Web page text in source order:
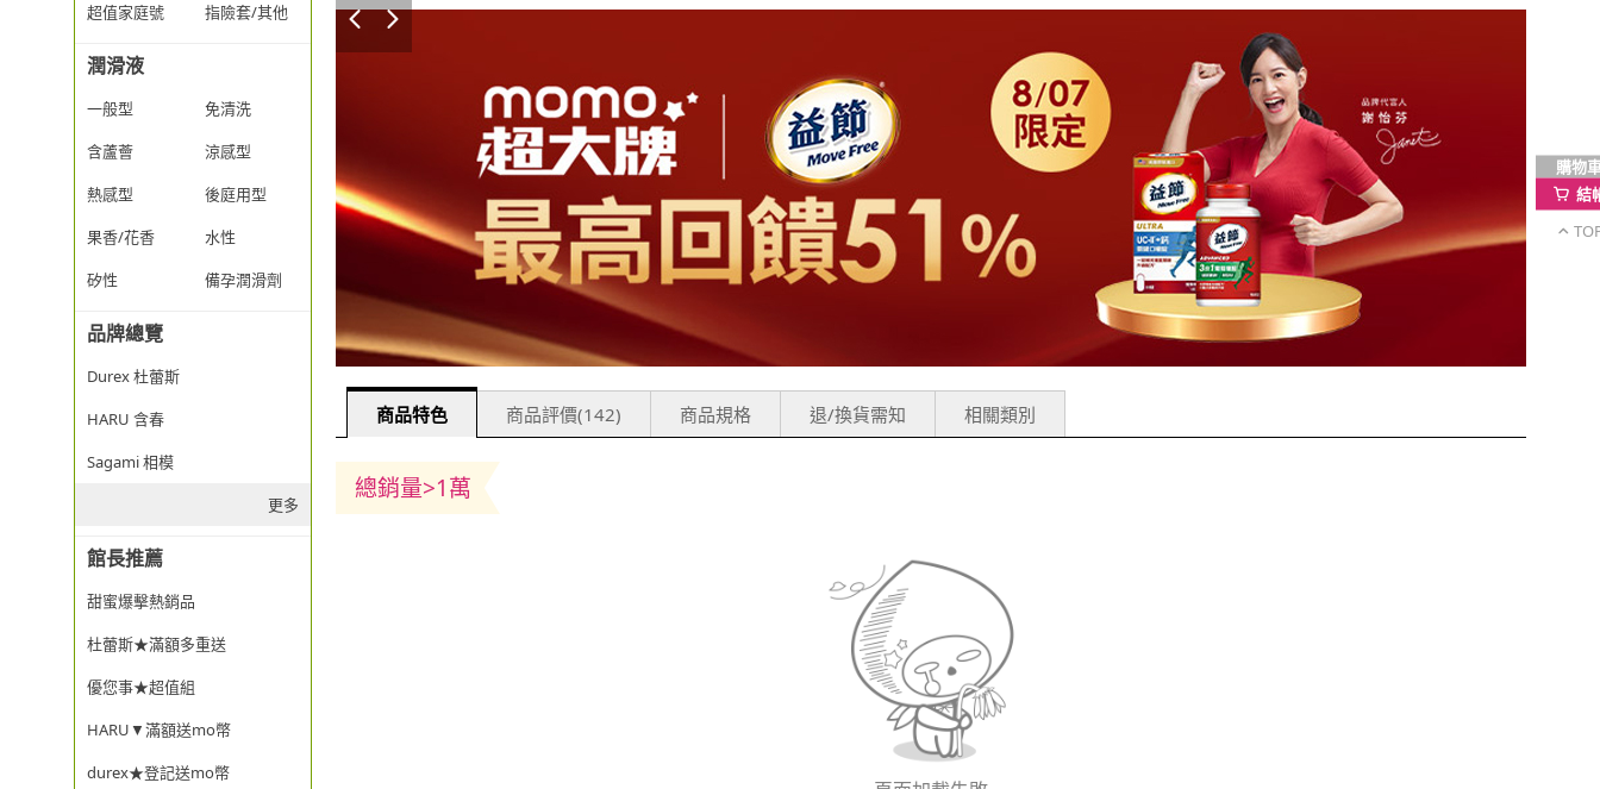
超值家庭號
指險套/其他
潤滑液
一般型
免清洗
含蘆薈
涼感型
熱感型
後庭用型
果香/花香
水性
矽性
備孕潤滑劑
品牌總覽
Durex 杜蕾斯
HARU 含春
Sagami 相模
更多
館長推薦
甜蜜爆擊熱銷品
杜蕾斯★滿額多重送
優您事★超值組
HARU▼滿額送mo幣
durex★登記送mo幣
商品特色 商品評價(142) 商品規格 退/換貨需知 相關類別
總銷量>1萬
購物
結